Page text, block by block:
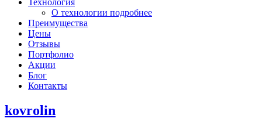
Технология
О технологии подробнее
Преимущества
Цены
Отзывы
Портфолио
Акции
Блог
Контакты
kovrolin